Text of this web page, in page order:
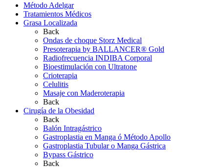
Método Adelgar
Tratamientos Médicos
Grasa Localizada
Back
Ondas de choque Storz Medical
Presoterapia by BALLANCER® Gold
Radiofrecuencia INDIBA Corporal
Bioestimulación con Ultratone
Crioterapia
Celulitis
Masaje con Maderoterapia
Back
Cirugía de la Obesidad
Back
Balón Intragástrico
Gastroplastia en Manga ó Método Apollo
Gastroplastia Tubular o Manga Gástrica
Bypass Gástrico
Back